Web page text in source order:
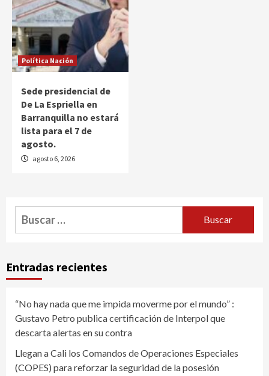
Política Nación
Sede presidencial de
De La Espriella en
Barranquilla no estará
lista para el 7 de
agosto.
agosto 6, 2026
Buscar:
Entradas recientes
“No hay nada que me impida moverme por el mundo” :
Gustavo Petro publica certificación de Interpol que
descarta alertas en su contra
Llegan a Cali los Comandos de Operaciones Especiales
(COPES) para reforzar la seguridad de la posesión